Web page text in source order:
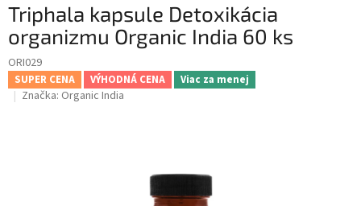
Triphala kapsule Detoxikácia
organizmu Organic India 60 ks
ORI029
SUPER CENA VÝHODNÁ CENA Viac za menej
Značka: Organic India